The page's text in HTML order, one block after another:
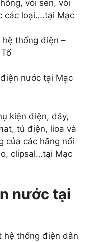
vòi sen, vòi
các loại….tại Mạc
hệ thống điện –
nước tại Mạc
kiện điện, dây,
tủ điện, lioa và
của các hãng nổi
clipsal…tại Mạc
nước tại
hệ thống điện dân